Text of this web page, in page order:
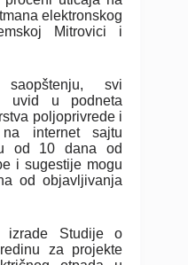
elektronskog
Mitrovici i
svi
uvid u podneta
poljoprivrede i
internet sajtu
od 10 dana od
i sugestije mogu
od objavljivanja
izrade Studije o
za projekte